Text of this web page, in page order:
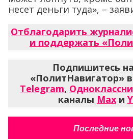
несет деньги туда», –
Отблагодарить
и поддержать
Подпишитесь
«ПолитНавигатор»
Telegram,
каналы Max и
Последние